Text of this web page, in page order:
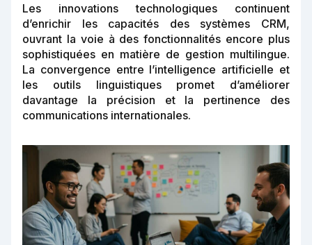
Les innovations technologiques continuent
d’enrichir les capacités des systèmes CRM,
ouvrant la voie à des fonctionnalités encore plus
sophistiquées en matière de gestion multilingue.
La convergence entre l’intelligence artificielle et
les outils linguistiques promet d’améliorer
davantage la précision et la pertinence des
communications internationales.